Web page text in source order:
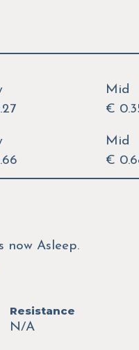
Mid
€
Mid
€
now Asleep.
Resistance
N/A